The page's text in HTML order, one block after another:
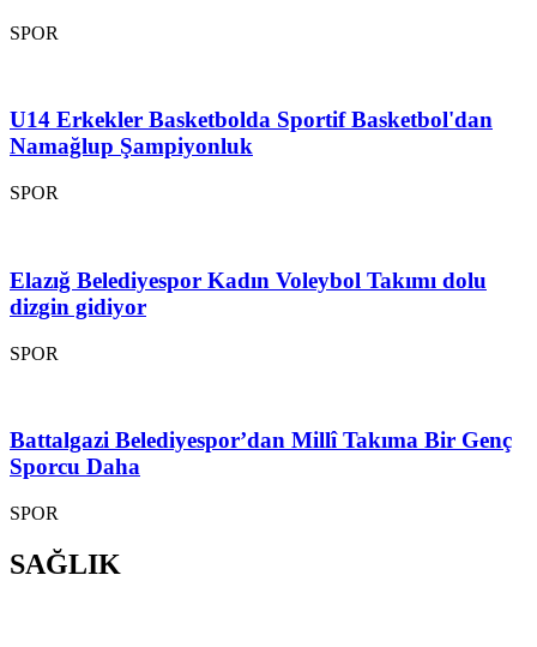
SPOR
U14 Erkekler Basketbolda Sportif Basketbol'dan
Namağlup Şampiyonluk
SPOR
Elazığ Belediyespor Kadın Voleybol Takımı dolu
dizgin gidiyor
SPOR
Battalgazi Belediyespor’dan Millî Takıma Bir Genç
Sporcu Daha
SPOR
SAĞLIK